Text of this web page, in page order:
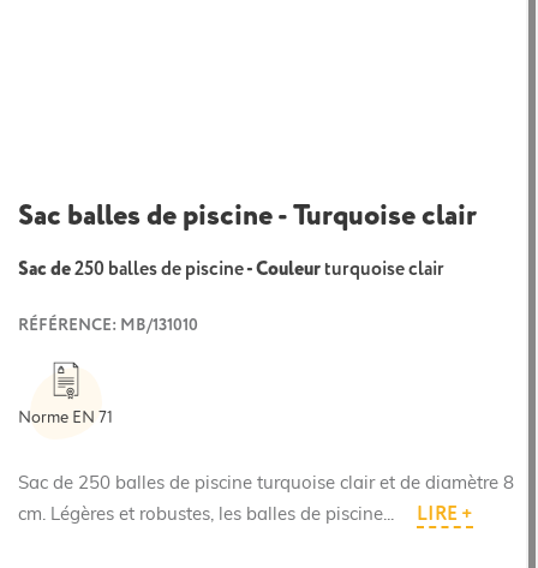
Sac balles de piscine - Turquoise clair
Sac de250 balles de piscine- Couleurturquoise clair
RÉFÉRENCE: MB/131010
Norme EN 71
Sac de 250 balles de piscine turquoise clair et de diamètre 8
cm. Légères et robustes, les balles de piscine...
LIRE +